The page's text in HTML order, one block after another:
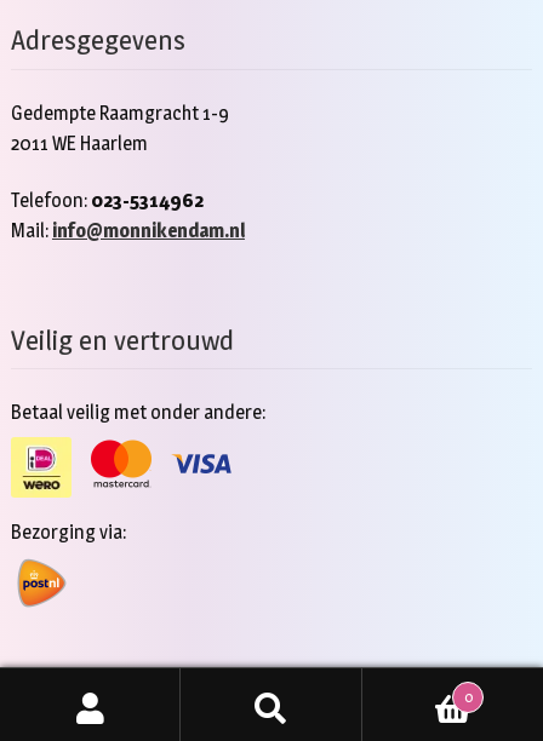
Adresgegevens
Gedempte Raamgracht 1-9
2011 WE Haarlem
Telefoon: 023-5314962
Mail: info@monnikendam.nl
Veilig en vertrouwd
Betaal veilig met onder andere:
Bezorging via:
Copyright 2026 - Jan Monnikendam
ZOEKEN
0